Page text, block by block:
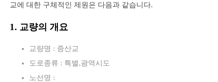
교에 대한 구체적인 제원은 다음과 같습니다.
1. 교량의 개요
교량명 : 증산교
도로종류 : 특별,광역시도
노선명 :